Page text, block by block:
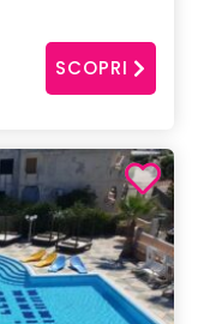
SCOPRI